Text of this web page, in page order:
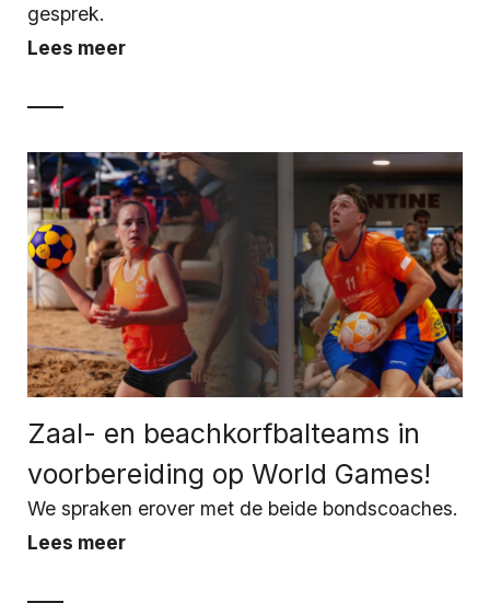
gesprek.
Lees meer
Zaal- en beachkorfbalteams in
voorbereiding op World Games!
We spraken erover met de beide bondscoaches.
Lees meer